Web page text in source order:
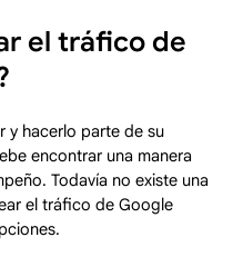
el tráfico de
y hacerlo parte de su
encontrar una manera
Todavía no existe una
el tráfico de Google